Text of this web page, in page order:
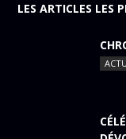
LES ARTICLES LES